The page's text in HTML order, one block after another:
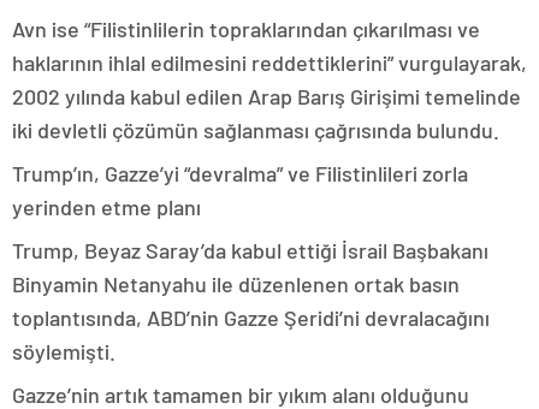
Avn ise “Filistinlilerin topraklarından çıkarılması ve
haklarının ihlal edilmesini reddettiklerini” vurgulayarak,
2002 yılında kabul edilen Arap Barış Girişimi temelinde
iki devletli çözümün sağlanması çağrısında bulundu.
Trump’ın, Gazze’yi “devralma” ve Filistinlileri zorla
yerinden etme planı
Trump, Beyaz Saray’da kabul ettiği İsrail Başbakanı
Binyamin Netanyahu ile düzenlenen ortak basın
toplantısında, ABD’nin Gazze Şeridi’ni devralacağını
söylemişti.
Gazze’nin artık tamamen bir yıkım alanı olduğunu